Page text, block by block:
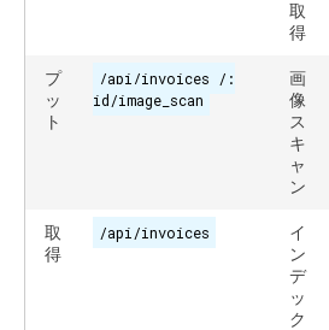
取
得
プ
ッ
ト
/api/invoices /:
id/image_scan
画
像
ス
キ
ャ
ン
取
得
/api/invoices
イ
ン
デ
ッ
ク